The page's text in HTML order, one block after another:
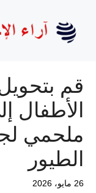
المحتوى
قم
الأطفال
ملحمي
الطيور
26 مايو، 2026